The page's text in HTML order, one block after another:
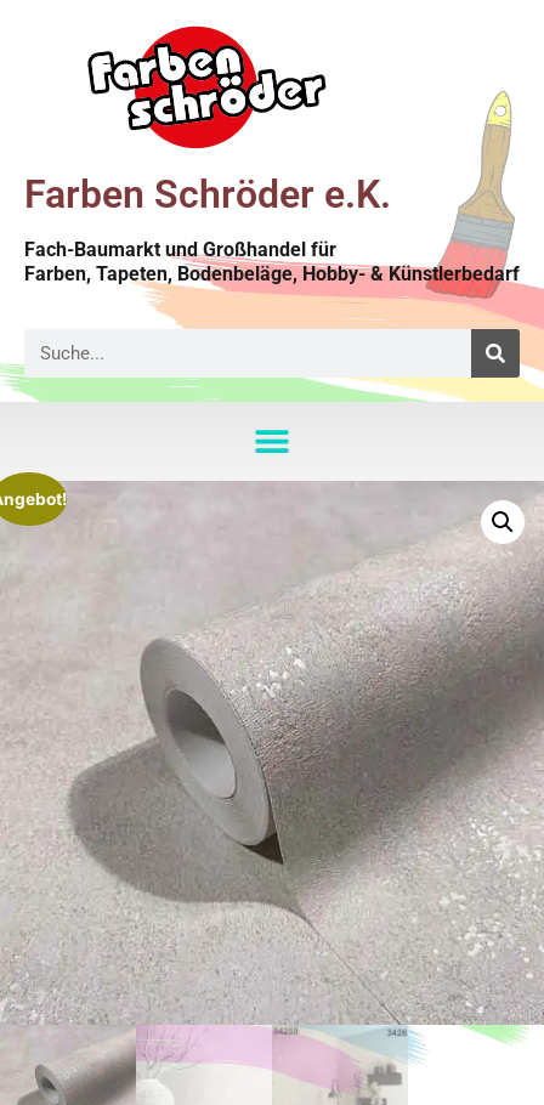
Farben Schröder e.K.
Fach-Baumarkt und Großhandel für
Farben, Tapeten, Bodenbeläge, Hobby- & Künstlerbedarf